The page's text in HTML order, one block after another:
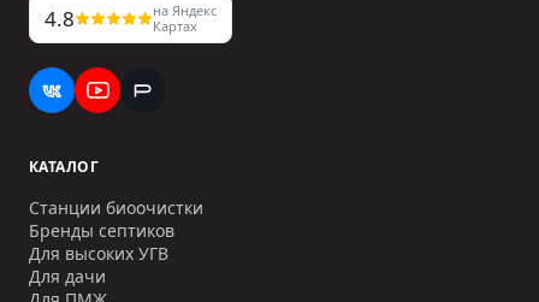
4.8
на Яндекс
Картах
КАТАЛОГ
Станции биоочистки
Бренды септиков
Для высоких УГВ
Для дачи